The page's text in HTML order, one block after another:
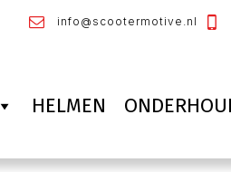
info@scootermotive.nl
HELMEN